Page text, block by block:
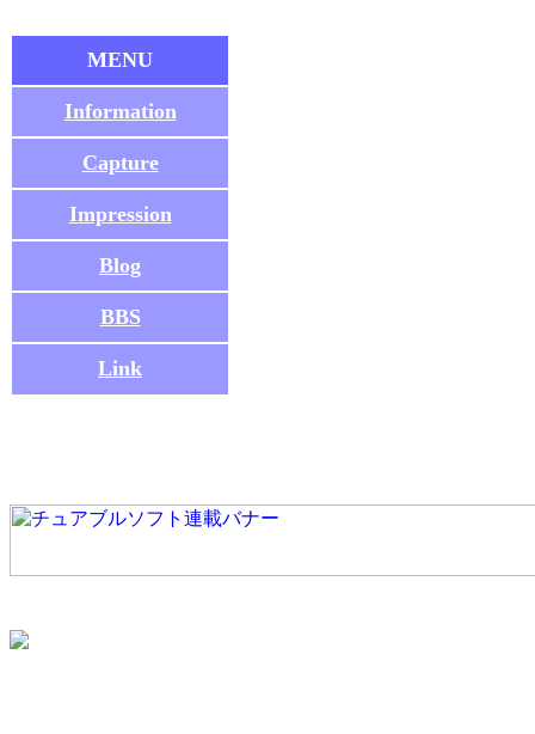
MENU
Information
Capture
Impression
Blog
BBS
Link